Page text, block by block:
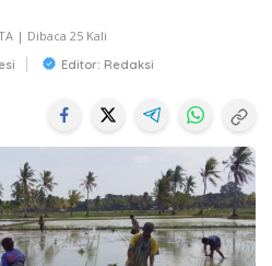
| Dibaca 25 Kali
Editor: Redaksi